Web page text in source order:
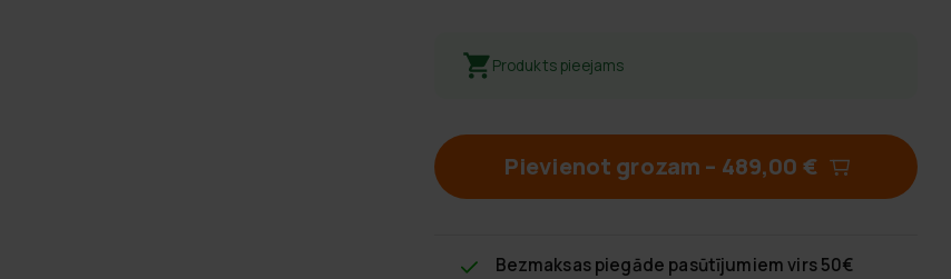
Produkts pieejams
Pievienot grozam – 489,00 €
Bezmaksas piegāde pasūtījumiem virs 50€